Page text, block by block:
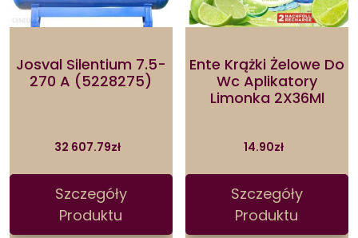
Josval Silentium 7.5-
270 A (5228275)
32 607.79zł
Szczegóły
Produktu
Ente Krążki Żelowe Do
Wc Aplikatory
Limonka 2X36Ml
14.90zł
Szczegóły
Produktu